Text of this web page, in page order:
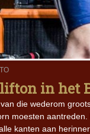
in het
die wederom
moesten
kanten aan